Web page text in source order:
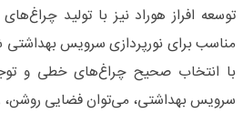
توسعه افراز هوراد نیز با تولید
مناسب برای نورپردازی سرویس بهداشتی
با انتخاب صحیح چراغ‌های خطی و
سرویس بهداشتی، می‌توان فضایی روشن،